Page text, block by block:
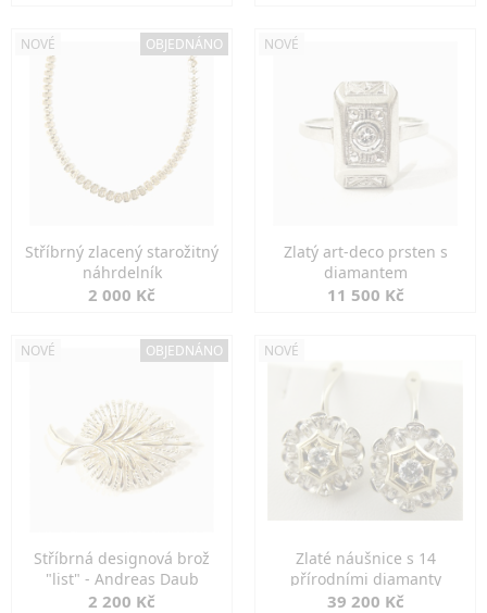
NOVÉ OBJEDNÁNO
Stříbrný zlacený starožitný
náhrdelník
2 000 Kč
NOVÉ
Zlatý art-deco prsten s
diamantem
11 500 Kč
NOVÉ OBJEDNÁNO
Stříbrná designová brož
"list" - Andreas Daub
2 200 Kč
NOVÉ
Zlaté náušnice s 14
přírodními diamanty
39 200 Kč